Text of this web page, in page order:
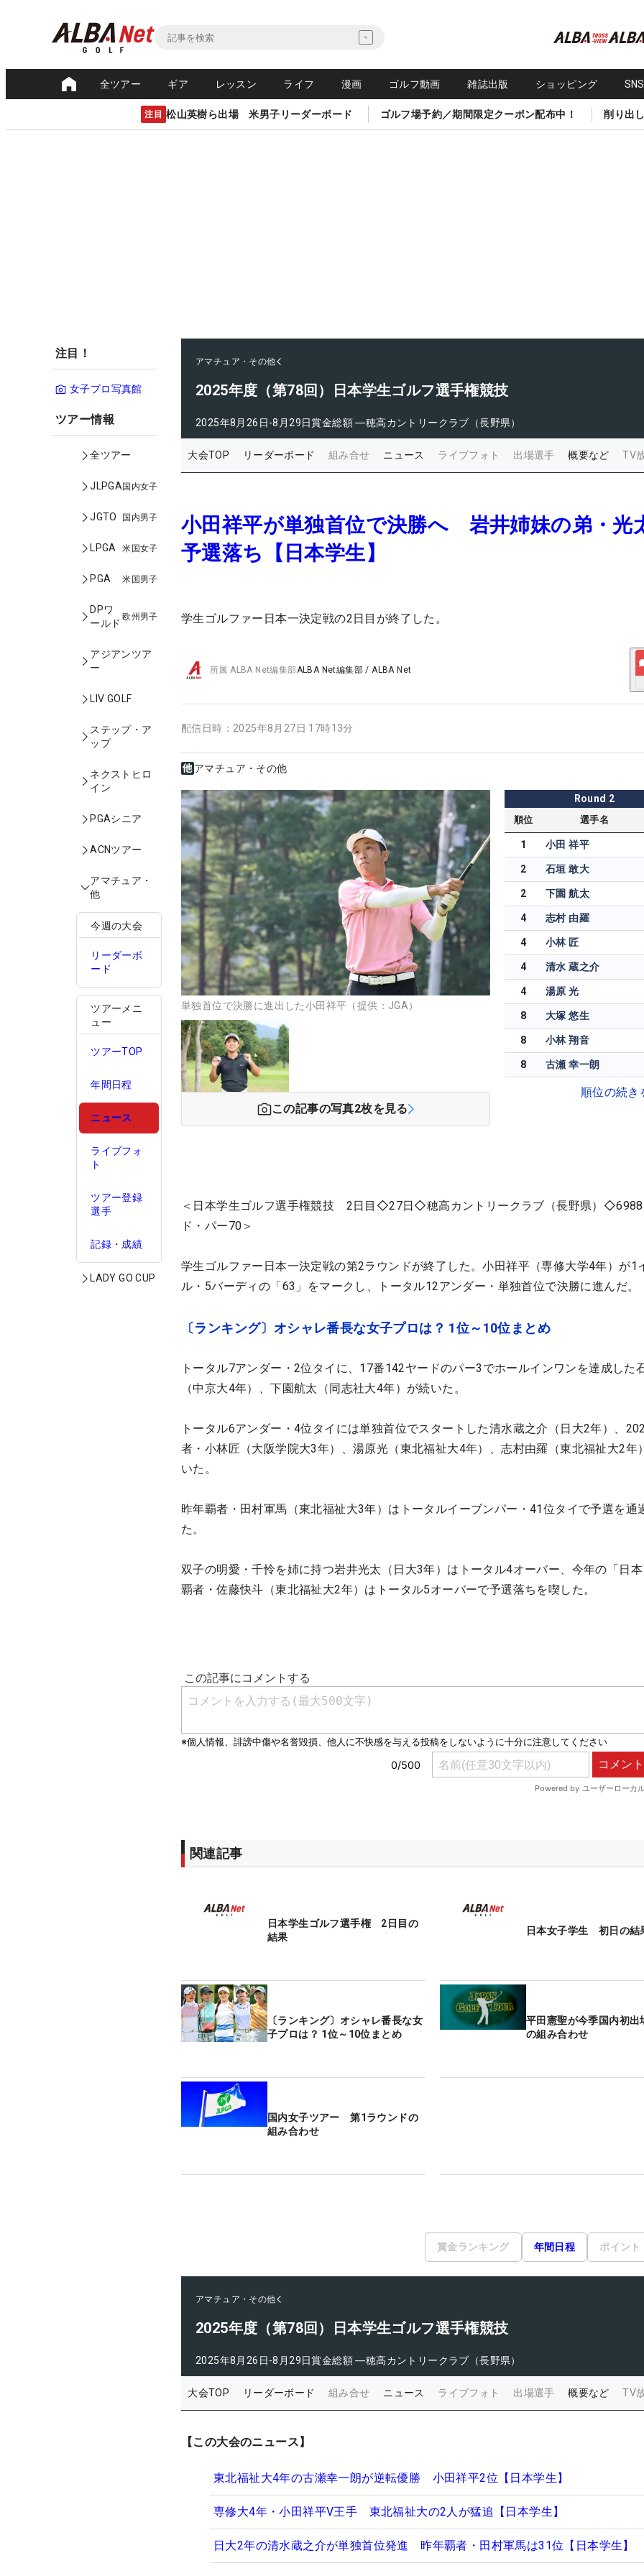
全ツアー ギア レッスン ライフ 漫画 ゴルフ動画 雑誌出版 ショッピング
注目 松山英樹ら出場 米男子リーダーボード ゴルフ場予約／期間限定クーポン配布中！ 削り出
注目！
女子プロ写真館
ツアー情報
全ツアー
JLPGA国内女子
JGTO 国内男子
LPGA 米国女子
PGA 米国男子
DPワ
ールド
欧州男子
アジアンツア
ー
LIV GOLF
ステップ・ア
ップ
ネクストヒロ
イン
PGAシニア
ACNツアー
アマチュア・
他
今週の大会
リーダーボ
ード
ツアーメニ
ュー
ツアーTOP
年間日程
ニュース
ライブフォ
ト
ツアー登録
選手
記録・成績
LADY GO CUP
アマチュア・その他
2025年度（第78回）日本学生ゴルフ選手権競技
2025年8月26日-8月29日賞金総額 ―穂高カントリークラブ（長野県）
大会TOP リーダーボード 組み合せ ニュース ライブフォト 出場選手 概要など TV
小田祥平が単独首位で決勝へ 岩井姉妹の弟・光
予選落ち【日本学生】
学生ゴルファー日本一決定戦の2日目が終了した。
所属ALBA Net編集部ALBA Net編集部 /ALBA Net
配信日時： 2025年8月27日 17時13分
アマチュア・その他
単独首位で決勝に進出した小田祥平（提供：JGA）
この記事の写真2枚を見る
Round 2
順位 選手名
1 小田 祥平
2 石垣 敢大
2 下園 航太
4 志村 由羅
4 小林 匠
4 清水 蔵之介
4 湯原 光
8 大塚 悠生
8 小林 翔音
8 古瀬 幸一朗
順位の続き
＜日本学生ゴルフ選手権競技 2日目◇27日◇穂高カントリークラブ（長野県）
ド・パー70＞
学生ゴルファー日本一決定戦の第2ラウンドが終了した。小田祥平（専修大学4年）が1
ル・5バーディの「63」をマークし、トータル12アンダー・単独首位で決勝に進んだ。
〔ランキング〕オシャレ番長な女子プロは？ 1位～10位まとめ
トータル7アンダー・2位タイに、17番142ヤードのパー3でホールインワンを達成した
（中京大4年）、下園航太（同志社大4年）が続いた。
トータル6アンダー・4位タイには単独首位でスタートした清水蔵之介（日大2年）、
者・小林匠（大阪学院大3年）、湯原光（東北福祉大4年）、志村由羅（東北福祉大2年
いた。
昨年覇者・田村軍馬（東北福祉大3年）はトータルイーブンパー・41位タイで予選を通
た。
双子の明愛・千怜を姉に持つ岩井光太（日大3年）はトータル4オーバー、今年の「日
覇者・佐藤快斗（東北福祉大2年）はトータル5オーバーで予選落ちを喫した。
関連記事
日本学生ゴルフ選手権 2日目の
結果
日本女子学生 初日の結
〔ランキング〕オシャレ番長な女
子プロは？ 1位～10位まとめ
平田憲聖が今季国内初
の組み合わせ
国内女子ツアー 第1ラウンドの
組み合わせ
賞金ランキング 年間日程 ポイント
アマチュア・その他
2025年度（第78回）日本学生ゴルフ選手権競技
2025年8月26日-8月29日賞金総額 ―穂高カントリークラブ（長野県）
大会TOP リーダーボード 組み合せ ニュース ライブフォト 出場選手 概要など TV
【この大会のニュース】
東北福祉大4年の古瀬幸一朗が逆転優勝 小田祥平2位【日本学生】
専修大4年・小田祥平V王手 東北福祉大の2人が猛追【日本学生】
日大2年の清水蔵之介が単独首位発進 昨年覇者・田村軍馬は31位【日本学生】